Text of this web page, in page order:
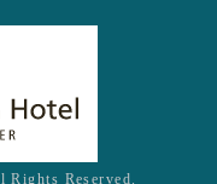
Reserved.